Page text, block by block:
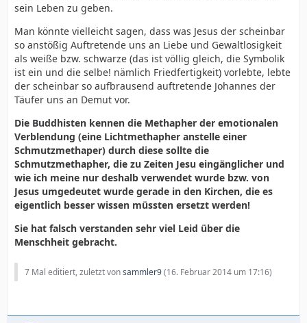
sein Leben zu geben.
Man könnte vielleicht sagen, dass was Jesus der scheinbar
so anstößig Auftretende uns an Liebe und Gewaltlosigkeit
als weiße bzw. schwarze (das ist völlig gleich, die Symbolik
ist ein und die selbe! nämlich Friedfertigkeit) vorlebte, lebte
der scheinbar so aufbrausend auftretende Johannes der
Täufer uns an Demut vor.
Die Buddhisten kennen die Methapher der emotionalen
Verblendung (eine Lichtmethapher anstelle einer
Schmutzmethaper) durch diese sollte die
Schmutzmethapher, die zu Zeiten Jesu eingänglicher und
wie ich meine nur deshalb verwendet wurde bzw. von
Jesus umgedeutet wurde gerade in den Kirchen, die es
eigentlich besser wissen müssten ersetzt werden!
Sie hat falsch verstanden sehr viel Leid über die
Menschheit gebracht.
7 Mal editiert, zuletzt vonsammler9(16. Februar 2014 um 17:16)